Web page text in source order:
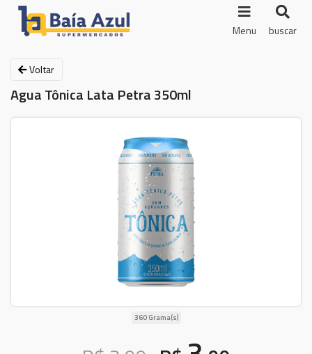
Menu buscar
Voltar
Agua Tônica Lata Petra 350ml
360 Grama(s)